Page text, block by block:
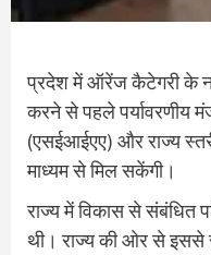
प्रदेश में ऑरेंज कैटेगरी के नए
करने से पहले पर्यावरणीय
(एसईआईएए) और राज्य
माध्यम से मिल सकेंगी।
राज्य में विकास से संबंधित
थी। राज्य की ओर से इससे